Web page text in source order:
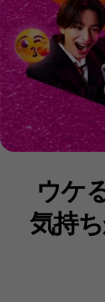
ウケ
気持